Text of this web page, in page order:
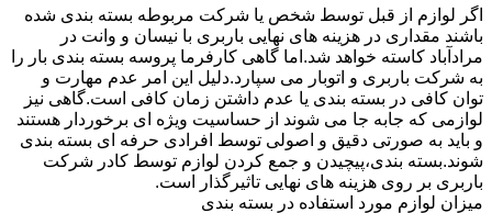
اگر لوازم از قبل توسط شخص یا شرکت مربوطه بسته بندی شده
باشند مقداری در هزینه های نهایی باربری با نیسان و وانت در
مرادآباد کاسته خواهد شد.اما گاهی کارفرما پروسه بسته بندی بار را
به شرکت باربری و اتوبار می سپارد.دلیل این امر عدم مهارت و
توان کافی در بسته بندی یا عدم داشتن زمان کافی است.گاهی نیز
لوازمی که جابه جا می شوند از حساسیت ویژه ای برخوردار هستند
و باید به صورتی دقیق و اصولی توسط افرادی حرفه ای بسته بندی
شوند.بسته بندی،پیچیدن و جمع کردن لوازم توسط کادر شرکت
باربری بر روی هزینه های نهایی تاثیرگذار است.
میزان لوازم مورد استفاده در بسته بندی